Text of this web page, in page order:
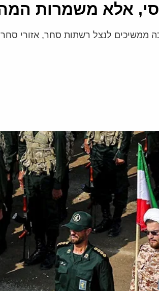
אלא משמרות
לנצל רשתות סחר, אזורי סחר